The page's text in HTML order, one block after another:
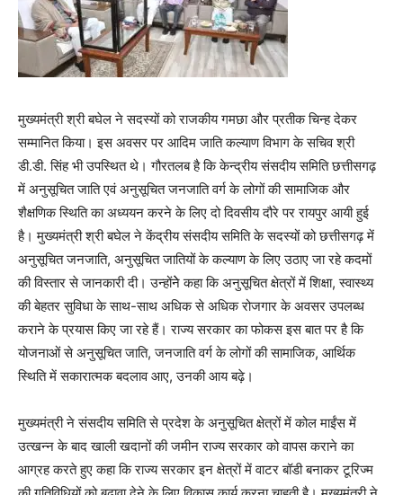
मुख्यमंत्री श्री बघेल ने सदस्यों को राजकीय गमछा और प्रतीक चिन्ह देकर
सम्मानित किया। इस अवसर पर आदिम जाति कल्याण विभाग के सचिव श्री
डी.डी. सिंह भी उपस्थित थे। गौरतलब है कि केन्द्रीय संसदीय समिति छत्तीसगढ़
में अनुसूचित जाति एवं अनुसूचित जनजाति वर्ग के लोगों की सामाजिक और
शैक्षणिक स्थिति का अध्ययन करने के लिए दो दिवसीय दौरे पर रायपुर आयी हुई
है। मुख्यमंत्री श्री बघेल ने केंद्रीय संसदीय समिति के सदस्यों को छत्तीसगढ़ में
अनुसूचित जनजाति, अनुसूचित जातियों के कल्याण के लिए उठाए जा रहे कदमों
की विस्तार से जानकारी दी। उन्होंनेे कहा कि अनुसूचित क्षेत्रों में शिक्षा, स्वास्थ्य
की बेहतर सुविधा के साथ-साथ अधिक से अधिक रोजगार के अवसर उपलब्ध
कराने के प्रयास किए जा रहे हैं। राज्य सरकार का फोकस इस बात पर है कि
योजनाओं से अनुसूचित जाति, जनजाति वर्ग के लोगों की सामाजिक, आर्थिक
स्थिति में सकारात्मक बदलाव आए, उनकी आय बढ़े।
मुख्यमंत्री ने संसदीय समिति से प्रदेश के अनुसूचित क्षेत्रों में कोल माईंस में
उत्खन्न के बाद खाली खदानों की जमीन राज्य सरकार को वापस कराने का
आग्रह करते हुए कहा कि राज्य सरकार इन क्षेत्रों में वाटर बॉडी बनाकर टूरिज्म